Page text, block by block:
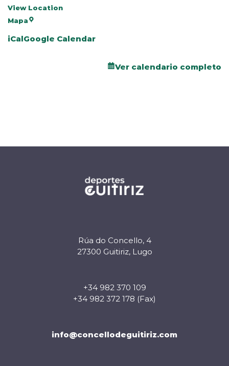
View Location
Mapa
iCalGoogle Calendar
Ver calendario completo
Rúa do Concello, 4
27300 Guitiriz, Lugo
+34 982 370 109
+34 982 372 178 (Fax)
info@concellodeguitiriz.com